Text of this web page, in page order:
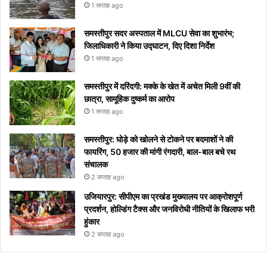
1 सप्ताह ago
समस्तीपुर सदर अस्पताल में MLCU सेवा का शुभारंभ;
जिलाधिकारी ने किया उद्घाटन, दिए दिशा निर्देश
1 सप्ताह ago
समस्तीपुर में दरिंदगी: मक्के के खेत में अचेत मिली 9वीं की
छात्रा, सामूहिक दुष्कर्म का आरोप
1 सप्ताह ago
समस्तीपुर: घोड़े को खोलने से टोकने पर बदमाशों ने की
फायरिंग, 50 हजार की मांगी रंगदारी, बाल-बाल बचे रथ
संचालक
2 सप्ताह ago
उजियारपुर: सीपीएम का प्रखंड मुख्यालय पर आक्रोशपूर्ण
प्रदर्शन, होल्डिंग टैक्स और जनविरोधी नीतियों के खिलाफ भरी
हुंकार
2 सप्ताह ago